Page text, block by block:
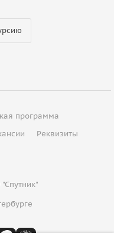
программа
Реквизиты